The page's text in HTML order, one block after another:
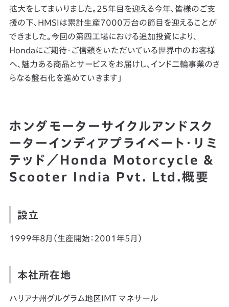
拡大をしてまいりました。25年目を迎える今年、皆様のご支
援の下、HMSIは累計生産7000万台の節目を迎えることが
できました。今回の第四工場における追加投資により、
Hondaにご期待・ご信頼をいただいている世界中のお客様
へ、魅力ある商品とサービスをお届けし、インド二輪事業のさ
らなる盤石化を進めていきます」
ホンダモーターサイクルアンドスク
ーターインディアプライベート・リミ
テッド／Honda Motorcycle &
Scooter India Pvt. Ltd.概要
設立
1999年8月（生産開始：2001年5月）
本社所在地
ハリアナ州グルグラム地区IMT マネサール